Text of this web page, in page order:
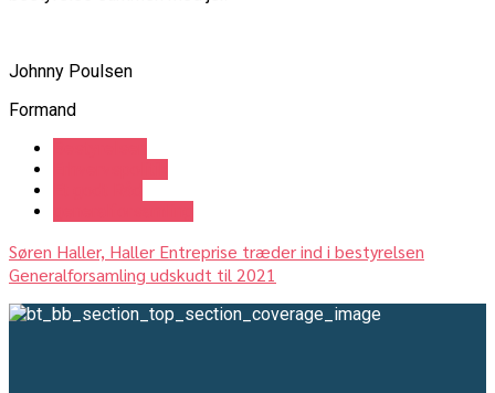
Johnny Poulsen
Formand
Søren Haller, Haller Entreprise træder ind i bestyrelsen
Generalforsamling udskudt til 2021